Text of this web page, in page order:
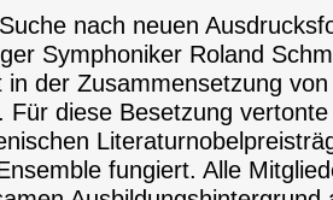
nach neuen
Symphoniker Roland
in der Zusammensetzung
Für diese Besetzung
fungiert. Alle